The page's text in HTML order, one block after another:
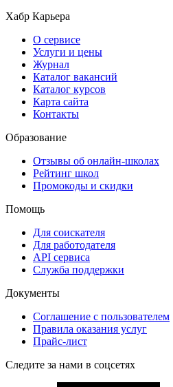
Хабр Карьера
О сервисе
Услуги и цены
Журнал
Каталог вакансий
Каталог курсов
Карта сайта
Контакты
Образование
Отзывы об онлайн-школах
Рейтинг школ
Промокоды и скидки
Помощь
Для соискателя
Для работодателя
API сервиса
Служба поддержки
Документы
Соглашение с пользователем
Правила оказания услуг
Прайс-лист
Следите за нами в соцсетях